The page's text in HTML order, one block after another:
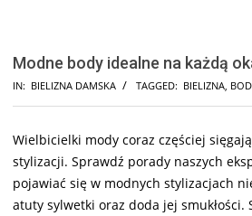
Modne body idealne na każdą
IN: BIELIZNA DAMSKA TAGGED: BIELIZNA,
Wielbicielki mody coraz częściej
stylizacji. Sprawdź porady naszych
pojawiać się w modnych stylizacjach
atuty sylwetki oraz doda jej